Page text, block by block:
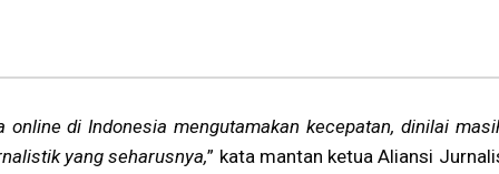
online di Indonesia mengutamakan kecepatan, dinilai
yang seharusnya,” kata mantan ketua Aliansi